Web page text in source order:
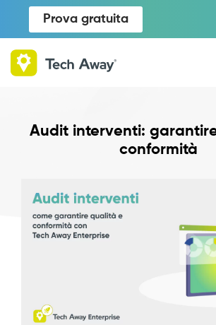
Prova gratuita
Audit interventi:
conformità